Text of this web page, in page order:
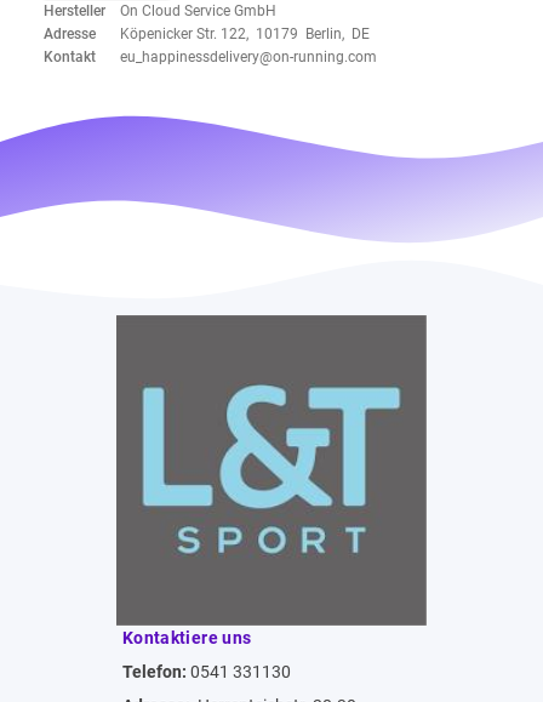
Hersteller
On Cloud Service GmbH
Adresse
Köpenicker Str. 122, 10179 Berlin, DE
Kontakt
eu_happinessdelivery@on-running.com
Kontaktiere uns
Telefon: 0541 331130